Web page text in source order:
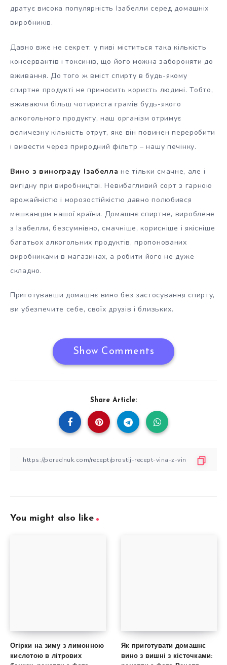
дратує висока популярність Ізабелли серед домашніх
виробників.
Давно вже не секрет: у пиві міститься така кількість
консервантів і токсинів, що його можна забороняти до
вживання. До того ж вміст спирту в будь-якому
спиртне продукті не приносить користь людині. Тобто,
вживаючи більш чотириста грамів будь-якого
алкогольного продукту, наш організм отримує
величезну кількість отрут, яке він повинен переробити
і вивести через природний фільтр – нашу печінку.
Вино з винограду Ізабелла не тільки смачне, але і
вигідну при виробництві. Невибагливий сорт з гарною
врожайністю і морозостійкістю давно полюбився
мешканцям нашої країни. Домашнє спиртне, вироблене
з Ізабелли, безсумнівно, смачніше, корисніше і якісніше
багатьох алкогольних продуктів, пропонованих
виробниками в магазинах, а робити його не дуже
складно.
Приготувавши домашнє вино без застосування спирту,
ви убезпечите себе, своїх друзів і близьких.
Show Comments
Share Article:
You might also like
Огірки на зиму з лимонною
кислотою в літрових
Як приготувати домашнє
вино з вишні з кісточками: